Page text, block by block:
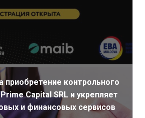
приобретение контрольного
Capital SRL и укрепляет
и финансовых сервисов